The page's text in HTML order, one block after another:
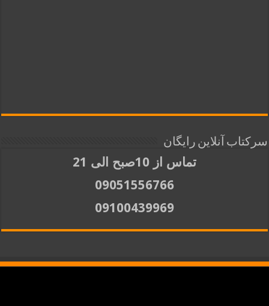
سرکتاب آنلاین رایگان
تماس از 10صبح الی 21
09051556766
09100439969